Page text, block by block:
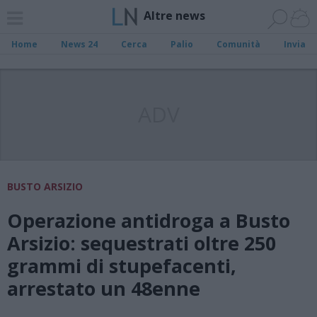
Altre news
Home News 24 Cerca Palio Comunità Invia
BUSTO ARSIZIO
Operazione antidroga a Busto
Arsizio: sequestrati oltre 250
grammi di stupefacenti,
arrestato un 48enne